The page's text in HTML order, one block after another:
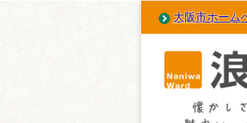
大阪市ホーム